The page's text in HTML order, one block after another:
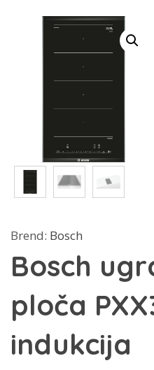
Brend: Bosch
Bosch
ploča
indukcija